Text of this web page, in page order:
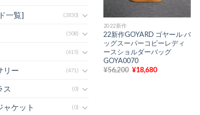
一覧] (2830)
(508)
(615)
リー (471)
ス (0)
ャケット (0)
2022新作
22新作GOYARD ゴヤール バ
ッグスーパーコピーレディ
ースショルダーバッグ
GOYA0070
¥56,200 元
¥18,680現